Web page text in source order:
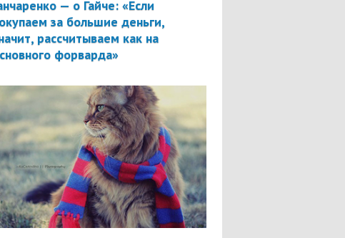
— о Гайче: «Если
за большие деньги,
рассчитываем как на
форварда»